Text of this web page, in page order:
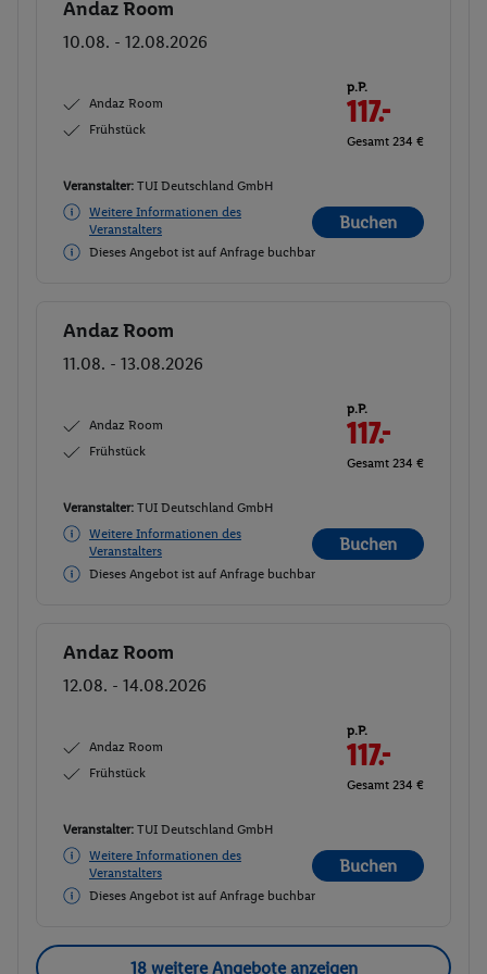
Buchen
Andaz Room
10.08. - 12.08.2026
Andaz Room
Frühstück
p.P.
117.-
Gesamt 234 €
Veranstalter: TUI Deutschland GmbH
Weitere Informationen des
Veranstalters
Buchen
Dieses Angebot ist auf Anfrage buchbar
Buchen
Andaz Room
11.08. - 13.08.2026
Andaz Room
Frühstück
p.P.
117.-
Gesamt 234 €
Veranstalter: TUI Deutschland GmbH
Weitere Informationen des
Veranstalters
Buchen
Dieses Angebot ist auf Anfrage buchbar
Buchen
Andaz Room
12.08. - 14.08.2026
Andaz Room
Frühstück
p.P.
117.-
Gesamt 234 €
Veranstalter: TUI Deutschland GmbH
Weitere Informationen des
Veranstalters
Buchen
Dieses Angebot ist auf Anfrage buchbar
18 weitere Angebote anzeigen